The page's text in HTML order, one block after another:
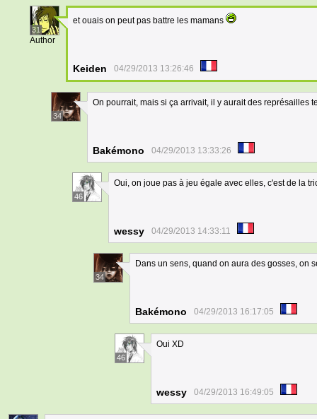
31
Author
et ouais on peut pas battre les mamans
Keiden 04/29/2013 13:26:46
34
On pourrait, mais si ça arrivait, il y aurait des représailles
Bakémono 04/29/2013 13:33:26
46
Oui, on joue pas à jeu égale avec elles, c'est de la
wessy 04/29/2013 14:33:11
34
Dans un sens, quand on aura des gosses, on
Bakémono 04/29/2013 16:17:05
46
Oui XD
wessy 04/29/2013 16:49:05